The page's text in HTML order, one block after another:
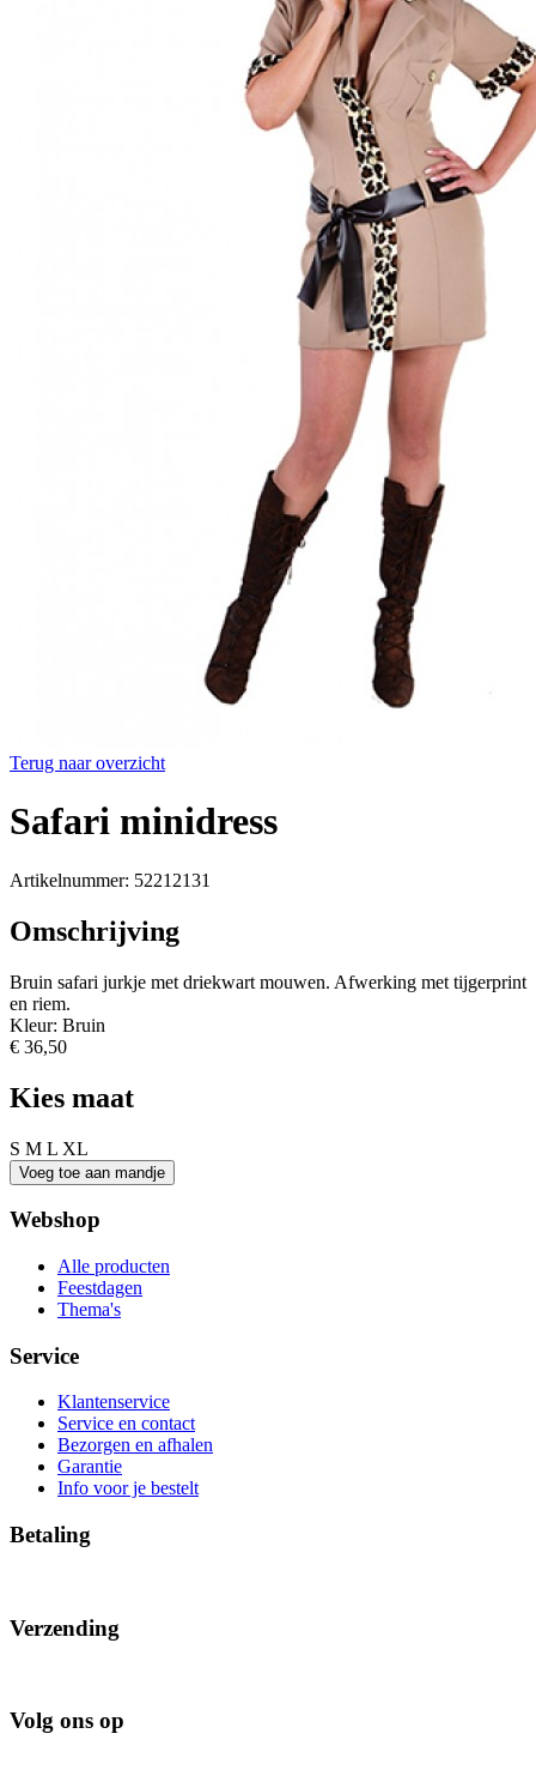
Terug naar overzicht
Safari minidress
Artikelnummer: 52212131
Omschrijving
Bruin safari jurkje met driekwart mouwen. Afwerking met tijgerprint
en riem.
Kleur: Bruin
€ 36,50
Kies maat
S M L XL
Webshop
Alle producten
Feestdagen
Thema's
Service
Klantenservice
Service en contact
Bezorgen en afhalen
Garantie
Info voor je bestelt
Betaling
Verzending
Volg ons op